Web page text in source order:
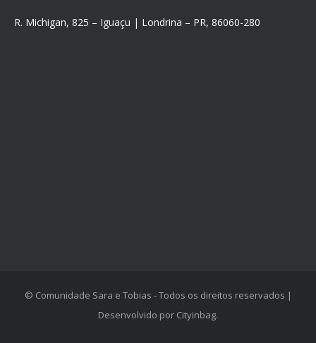
R. Michigan, 825 – Iguaçu | Londrina – PR, 86060-280
© Comunidade Sara e Tobias - Todos os direitos reservados |
Desenvolvido por Cityinbag.